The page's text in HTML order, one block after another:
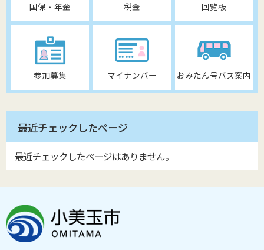
国保・年金 税金 回覧板
参加募集 マイナンバー おみたん号バス案内
最近チェックしたページ
最近チェックしたページはありません。